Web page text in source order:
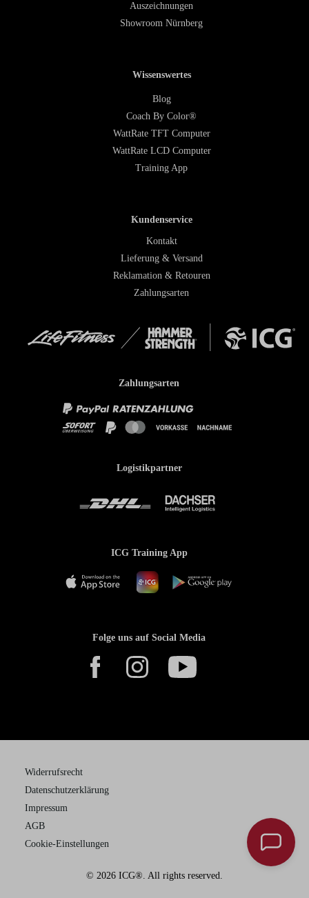
Auszeichnungen
Showroom Nürnberg
Wissenswertes
Blog
Coach By Color®
WattRate TFT Computer
WattRate LCD Computer
Training App
Kundenservice
Kontakt
Lieferung & Versand
Reklamation & Retouren
Zahlungsarten
Zahlungsarten
Logistikpartner
ICG Training App
Folge uns auf Social Media
Widerrufsrecht
Datenschutzerklärung
Impressum
AGB
Cookie-Einstellungen
© 2026 ICG®. All rights reserved.